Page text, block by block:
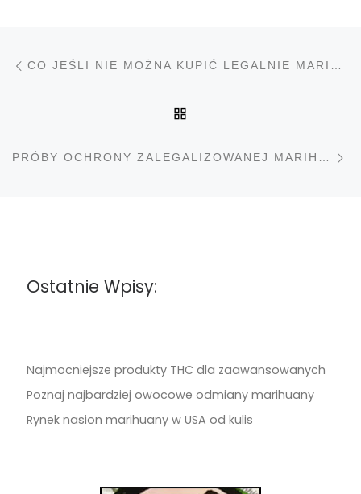
Nawigacja wpisu CO JEŚLI NIE MOŻNA KUPIĆ LEGALNIE MARIHUANY
PRÓBY OCHRONY ZALEGALIZOWANEJ MARIHUANY
Ostatnie Wpisy:
Najmocniejsze produkty THC dla zaawansowanych
Poznaj najbardziej owocowe odmiany marihuany
Rynek nasion marihuany w USA od kulis